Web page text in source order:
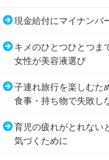
現金給付にマイナンバ
キメのひとつひとつま
女性が美容液選び
子連れ旅行を楽しむた
食事・持ち物で失敗し
育児の疲れがとれない
気づくために